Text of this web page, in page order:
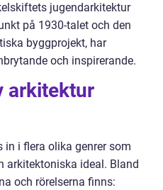
jugendarkitektur
på 1930-talet och den
byggprojekt, har
och inspirerande.
arkitektur
in i flera olika genrer som
arkitektoniska ideal. Bland
och rörelserna finns: